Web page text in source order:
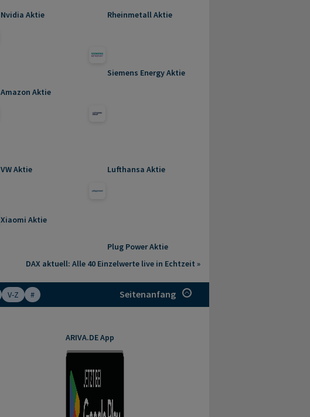
Nvidia Aktie Rheinmetall Aktie
Amazon Aktie
Siemens Energy Aktie
VW Aktie Lufthansa Aktie
Xiaomi Aktie
Plug Power Aktie
DAX aktuell: Alle 40 Einzelwerte live in Echtzeit »
V-Z # Seitenanfang
ARIVA.DE App